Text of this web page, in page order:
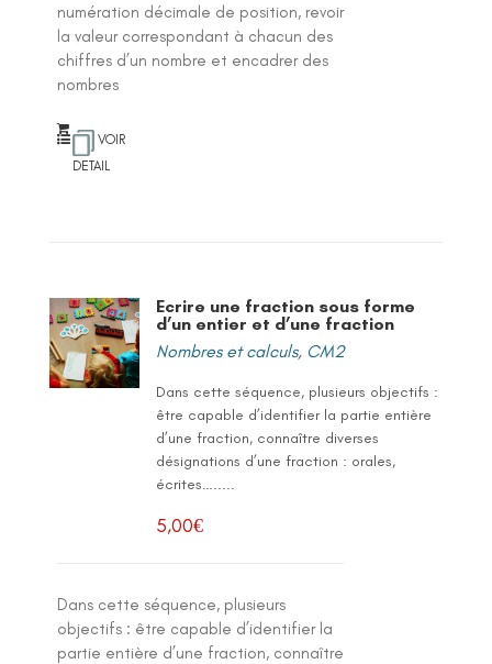
numération décimale de position, revoir
la valeur correspondant à chacun des
chiffres d’un nombre et encadrer des
nombres
VOIR
DETAIL
Ecrire une fraction sous forme
d’un entier et d’une fraction
Nombres et calculs, CM2
Dans cette séquence, plusieurs objectifs :
être capable d’identifier la partie entière
d’une fraction, connaître diverses
désignations d’une fraction : orales,
écrites….....
5,00€
Dans cette séquence, plusieurs
objectifs : être capable d’identifier la
partie entière d’une fraction, connaître